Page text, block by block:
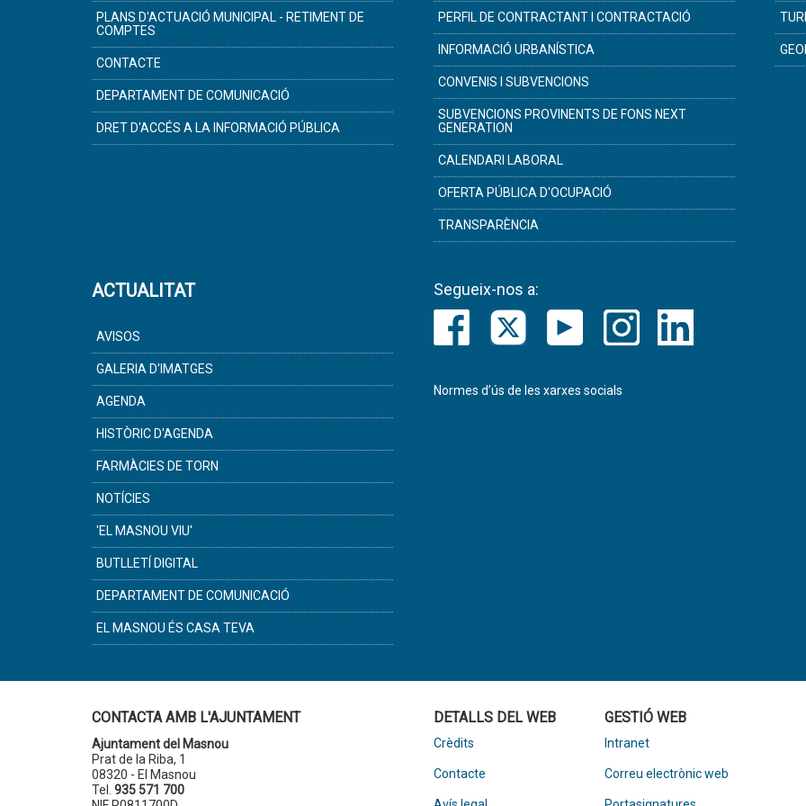
PLANS D'ACTUACIÓ MUNICIPAL - RETIMENT DE
COMPTES
CONTACTE
DEPARTAMENT DE COMUNICACIÓ
DRET D'ACCÉS A LA INFORMACIÓ PÚBLICA
PERFIL DE CONTRACTANT I CONTRACTACIÓ
INFORMACIÓ URBANÍSTICA
CONVENIS I SUBVENCIONS
SUBVENCIONS PROVINENTS DE FONS NEXT
GENERATION
CALENDARI LABORAL
OFERTA PÚBLICA D'OCUPACIÓ
TRANSPARÈNCIA
ACTUALITAT
AVISOS
GALERIA D'IMATGES
AGENDA
HISTÒRIC D'AGENDA
FARMÀCIES DE TORN
NOTÍCIES
'EL MASNOU VIU'
BUTLLETÍ DIGITAL
DEPARTAMENT DE COMUNICACIÓ
EL MASNOU ÉS CASA TEVA
Segueix-nos a:
Normes d’ús de les xarxes socials
CONTACTA AMB L'AJUNTAMENT
Ajuntament del Masnou
Prat de la Riba, 1
08320 - El Masnou
Tel. 935 571 700
DETALLS DEL WEB
Crèdits
Contacte
GESTIÓ WEB
Intranet
Correu electrònic web